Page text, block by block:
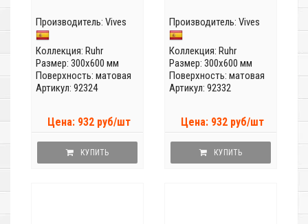
Производитель: Vives
Коллекция: Ruhr
Размер: 300x600 мм
Поверхность: матовая
Артикул: 92324
Цена: 932 руб/шт
КУПИТЬ
Производитель: Vives
Коллекция: Ruhr
Размер: 300x600 мм
Поверхность: матовая
Артикул: 92332
Цена: 932 руб/шт
КУПИТЬ